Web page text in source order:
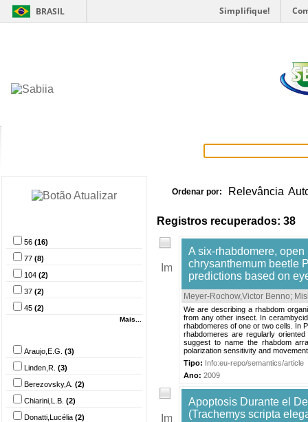
BRASIL Simplifique!
56 (16)
77 (8)
104 (2)
37 (2)
45 (2)
Mais...
Araujo,E.G. (3)
Linden,R. (3)
Berezovsky,A. (2)
Chiarini,L.B. (2)
Donatti,Lucélia (2)
Ordenar por: Relevância
Registros recuperados: 38
A six-rhabdomere,
chrysanthemum beetle
predictions based on
Meyer-Rochow,Victor Benno;
We are describing a rhabdom
from any other insect. In
rhabdomeres of one or two cells. In
rhabdomeres are regularly
suggest to name the rhabdom
polarization sensitivity and
Tipo: Info:eu-repo/semantics/article
Ano: 2009
Apoptosis Durante el
(Trachemys scripta